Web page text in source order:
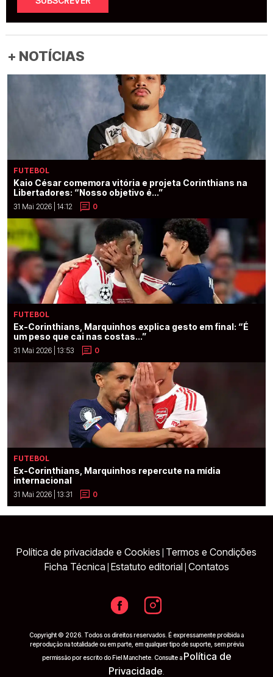
+ NOTÍCIAS
FUTEBOL
Kaio César comemora vitória e projeta Corinthians na
Libertadores: “Nosso objetivo é...”
31 Mai 2026 | 14:12 0
FUTEBOL
Ex-Corinthians, Marquinhos explica gesto em final: “É
um peso que cai nas costas...”
31 Mai 2026 | 13:53 0
FUTEBOL
Ex-Corinthians, Marquinhos repercute na mídia
internacional
31 Mai 2026 | 13:31 0
Política de privacidade e Cookies Termos e Condições
Ficha Técnica Estatuto editorial Contatos
Copyright © 2026. Todos os direitos reservados. É expressamente proibida a
reprodução na totalidade ou em parte, em qualquer tipo de suporte, sem prévia
permissão por escrito do Fiel Manchete. Consulte a Política de
Privacidade